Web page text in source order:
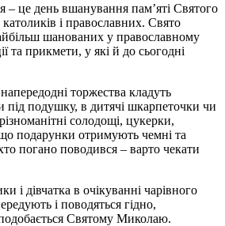
– це день вшанування пам’яті Святого
і православних. Свято
шанованих у православному
та прикмети, у які й до сьогодні
торжества кладуть
під подушку, в дитячі шкарпеточки чи
солодощі, цукерки,
подарунки отримують чемні та
погано поводився – варто чекати
і дівчатка в очікуванні чарівного
і поводяться гідно,
Святому Миколаю.